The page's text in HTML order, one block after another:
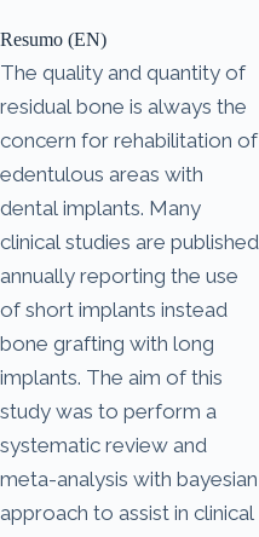
Resumo (EN)
The quality and quantity of
residual bone is always the
concern for rehabilitation of
edentulous areas with
dental implants. Many
clinical studies are published
annually reporting the use
of short implants instead
bone grafting with long
implants. The aim of this
study was to perform a
systematic review and
meta-analysis with bayesian
approach to assist in clinical